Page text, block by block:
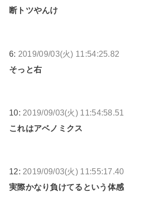
断トツやんけ
6: 2019/09/03(火) 11:54:25.82
そっと右
10: 2019/09/03(火) 11:54:58.51
これはアベノミクス
12: 2019/09/03(火) 11:55:17.40
実際かなり負けてるという体感